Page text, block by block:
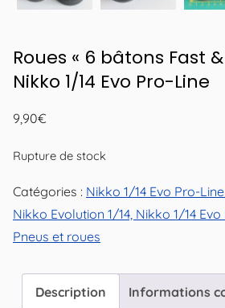
Roues « 6 bâtons Fast
Nikko 1/14 Evo Pro-Line
9,90€
Rupture de stock
Catégories : Nikko 1/14 Evo Pro-
Nikko Evolution 1/14, Nikko 1/14
Pneus et roues
Description Informations